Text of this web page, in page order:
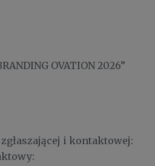
OVATION 2026”
i kontaktowej: